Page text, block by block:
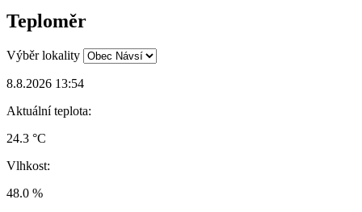
Teploměr
Výběr lokality
8.8.2026 13:54
Aktuální teplota:
24.3 °C
Vlhkost:
48.0 %